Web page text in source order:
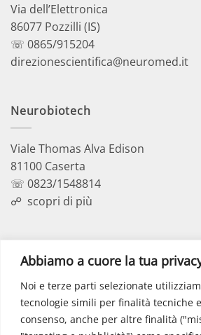
Abbiamo a cuore la tua
Noi e terze parti selezionate
tecnologie simili per finalità tecniche
consenso, anche per altre finalità
Via dell’Elettronica
86077 Pozzilli (IS)
☏ 0865/915204
direzionescientifica@neuromed.it
Neurobiotech
Viale Thomas Alva Edison
81100 Caserta
☏ 0823/1548814
☍ scopri di più
Via dell’Elettronica
86077 Pozzilli (IS)
☏ 0865/915407